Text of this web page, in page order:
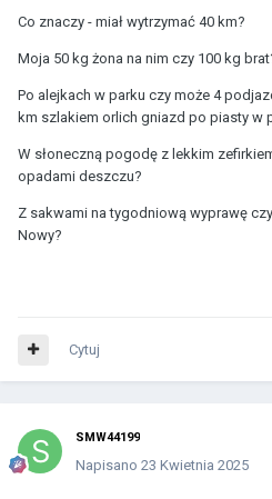
Co znaczy - miał wytrzymać 40 km?
Moja 50 kg żona na nim czy 100 kg
Po alejkach w parku czy może 4
km szlakiem orlich gniazd po piasty w
W słoneczną pogodę z lekkim
opadami deszczu?
Z sakwami na tygodniową wyprawę
Nowy?
Cytuj
SMW44199
Napisano 23 Kwietnia 2025